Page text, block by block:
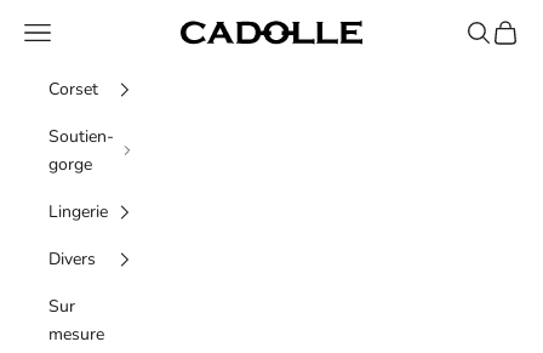
Cadolle
Menu Recherche
Panier
Corset
Soutien-
gorge
Lingerie
Divers
Sur
mesure